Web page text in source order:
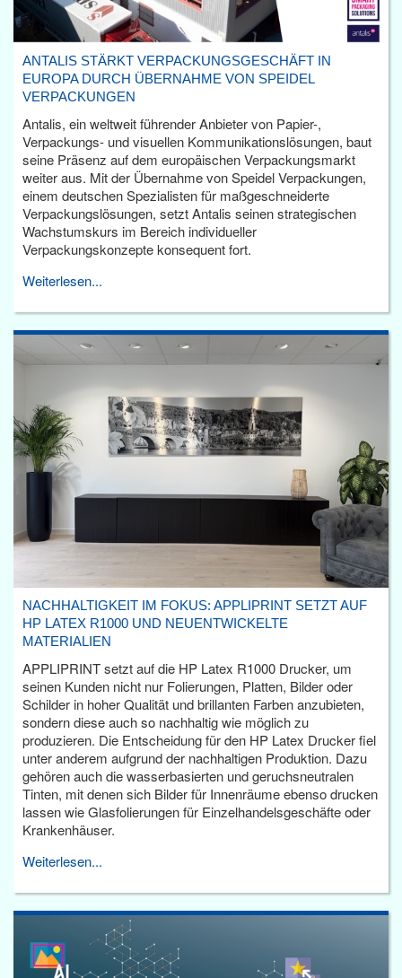
ANTALIS STÄRKT VERPACKUNGSGESCHÄFT IN
EUROPA DURCH ÜBERNAHME VON SPEIDEL
VERPACKUNGEN
Antalis, ein weltweit führender Anbieter von Papier-,
Verpackungs- und visuellen Kommunikationslösungen, baut
seine Präsenz auf dem europäischen Verpackungsmarkt
weiter aus. Mit der Übernahme von Speidel Verpackungen,
einem deutschen Spezialisten für maßgeschneiderte
Verpackungslösungen, setzt Antalis seinen strategischen
Wachstumskurs im Bereich individueller
Verpackungskonzepte konsequent fort.
Weiterlesen...
NACHHALTIGKEIT IM FOKUS: APPLIPRINT SETZT AUF
HP LATEX R1000 UND NEUENTWICKELTE
MATERIALIEN
APPLIPRINT setzt auf die HP Latex R1000 Drucker, um
seinen Kunden nicht nur Folierungen, Platten, Bilder oder
Schilder in hoher Qualität und brillanten Farben anzubieten,
sondern diese auch so nachhaltig wie möglich zu
produzieren. Die Entscheidung für den HP Latex Drucker fiel
unter anderem aufgrund der nachhaltigen Produktion. Dazu
gehören auch die wasserbasierten und geruchsneutralen
Tinten, mit denen sich Bilder für Innenräume ebenso drucken
lassen wie Glasfolierungen für Einzelhandelsgeschäfte oder
Krankenhäuser.
Weiterlesen...